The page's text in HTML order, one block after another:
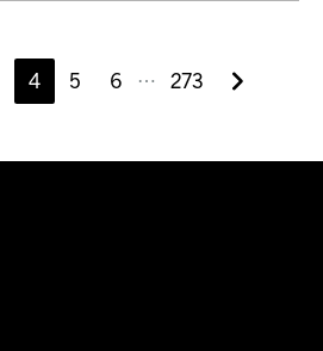
4 5 6 ⋯ 273